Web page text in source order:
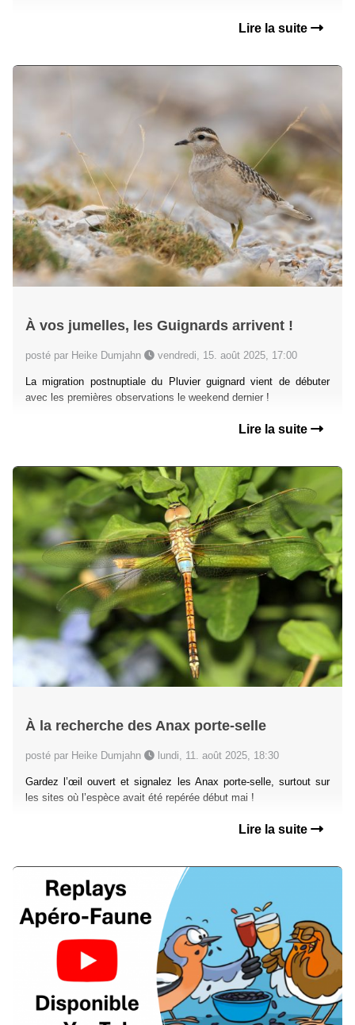
Lire la suite
À vos jumelles, les Guignards arrivent !
posté par Heike Dumjahn vendredi, 15. août 2025, 17:00
La migration postnuptiale du Pluvier guignard vient de débuter
avec les premières observations le weekend dernier !
Lire la suite
À la recherche des Anax porte-selle
posté par Heike Dumjahn lundi, 11. août 2025, 18:30
Gardez l’œil ouvert et signalez les Anax porte-selle, surtout sur
les sites où l’espèce avait été repérée début mai !
Lire la suite